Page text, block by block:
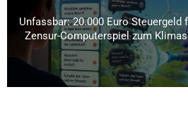
Unfassbar: 20.000 Euro Steuergeld
Zensur-Computerspiel zum